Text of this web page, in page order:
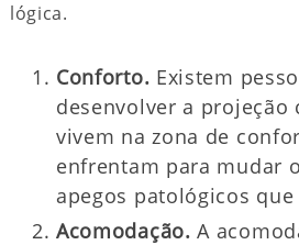
lógica.
Conforto. Existem
desenvolver a projeção
vivem na zona de
enfrentam para mudar
apegos patológicos
Acomodação.A